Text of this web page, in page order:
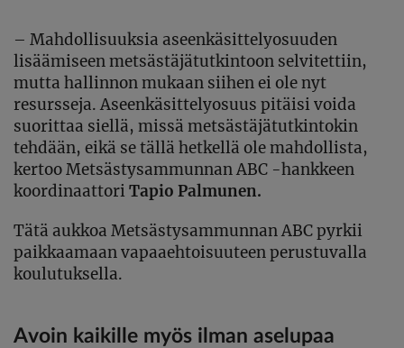
– Mahdollisuuksia aseenkäsittelyosuuden
lisäämiseen metsästäjätutkintoon selvitettiin,
mutta hallinnon mukaan siihen ei ole nyt
resursseja. Aseenkäsittelyosuus pitäisi voida
suorittaa siellä, missä metsästäjätutkintokin
tehdään, eikä se tällä hetkellä ole mahdollista,
kertoo Metsästysammunnan ABC -hankkeen
koordinaattori Tapio Palmunen.
Tätä aukkoa Metsästysammunnan ABC pyrkii
paikkaamaan vapaaehtoisuuteen perustuvalla
koulutuksella.
Avoin kaikille myös ilman aselupaa